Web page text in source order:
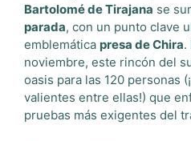
Bartolomé de Tirajana se
parada, con un punto clave
emblemática presa de Chira.
noviembre, este rincón del
oasis para las 120 personas
valientes entre ellas!) que
pruebas más exigentes del